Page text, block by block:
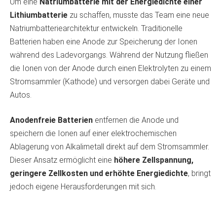
Lithiumbatterie zu schaffen, musste das Team eine neue
Natriumbatteriearchitektur entwickeln. Traditionelle
Batterien haben eine Anode zur Speicherung der Ionen
während des Ladevorgangs. Während der Nutzung fließen
die Ionen von der Anode durch einen Elektrolyten zu einem
Stromsammler (Kathode) und versorgen dabei Geräte und
Autos.
Anodenfreie Batterien entfernen die Anode und
speichern die Ionen auf einer elektrochemischen
Ablagerung von Alkalimetall direkt auf dem Stromsammler.
Dieser Ansatz ermöglicht eine höhere Zellspannung,
geringere Zellkosten und erhöhte Energiedichte, bringt
jedoch eigene Herausforderungen mit sich.